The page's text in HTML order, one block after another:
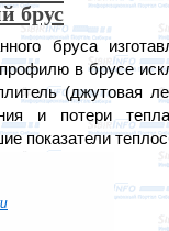
брус
бруса
в брусе
(джутовая
и потери
показатели